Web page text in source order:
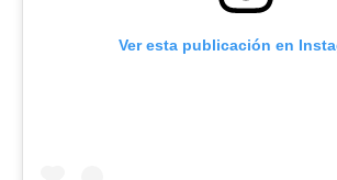
Ver esta publicación en